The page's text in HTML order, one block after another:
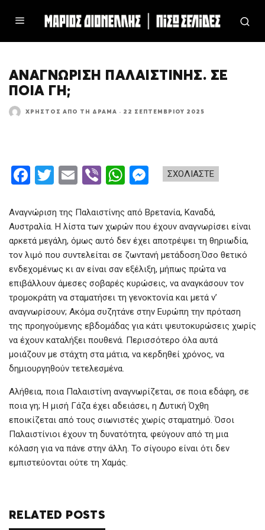
ΑΝΑΓΝΏΡΙΣΗ ΠΑΛΑΙΣΤΊΝΗΣ. ΣΕ
ΠΟΙΑ ΓΗ;
ΧΡΉΣΤΟΣ ΑΠΌ ΤΗ ΔΡΆΜΑ · 22 ΣΕΠΤΕΜΒΡΊΟΥ 2025
ΣΧΟΛΙΑΣΤΕ
F
ce
b
o
o
k
T
tt
er
E
ail
Vi
er
W
at
s
A
p
p
se
n
g
er
Αναγνώριση της Παλαιστίνης από Βρετανία, Καναδά,
Αυστραλία. Η λίστα των χωρών που έχουν αναγνωρίσει είναι
αρκετά μεγάλη, όμως αυτό δεν έχει αποτρέψει τη θηριωδία,
τον λιμό που συντελείται σε ζωντανή μετάδοση.Όσο θετικό
ενδεχομένως κι αν είναι σαν εξέλιξη, μήπως πρώτα να
επιβάλλουν άμεσες σοβαρές κυρώσεις, να αναγκάσουν τον
τρομοκράτη να σταματήσει τη γενοκτονία και μετά ν’
αναγνωρίσουν; Ακόμα συζητάνε στην Ευρώπη την πρόταση
της προηγούμενης εβδομάδας για κάτι ψευτοκυρώσεις χωρίς
να έχουν καταλήξει πουθενά. Περισσότερο όλα αυτά
μοιάζουν με στάχτη στα μάτια, να κερδηθεί χρόνος, να
δημιουργηθούν τετελεσμένα.
Αλήθεια, ποια Παλαιστίνη αναγνωρίζεται, σε ποια εδάφη, σε
ποια γη; Η μισή Γάζα έχει αδειάσει, η Δυτική Όχθη
εποικίζεται από τους σιωνιστές χωρίς σταματημό. Όσοι
Παλαιστίνιοι έχουν τη δυνατότητα, φεύγουν από τη μια
κόλαση για να πάνε στην άλλη. Το σίγουρο είναι ότι δεν
εμπιστεύονται ούτε τη Χαμάς.
RELATED POSTS